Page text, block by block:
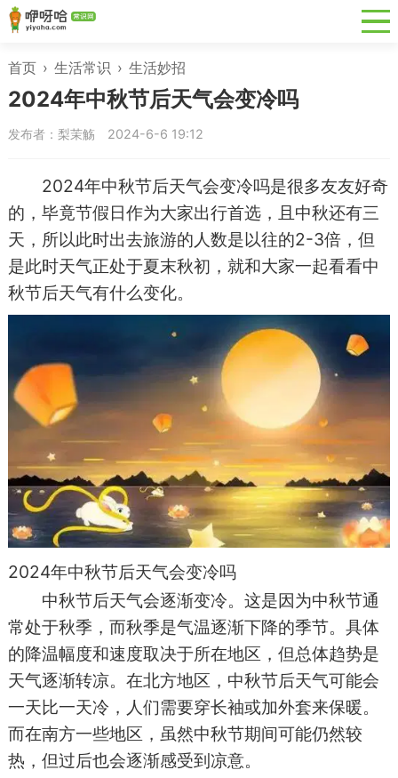
首页 › 生活常识 › 生活妙招
2024年中秋节后天气会变冷吗
发布者：梨茉觞 2024-6-6 19:12
2024年中秋节后天气会变冷吗是很多友友好奇
的，毕竟节假日作为大家出行首选，且中秋还有三
天，所以此时出去旅游的人数是以往的2-3倍，但
是此时天气正处于夏末秋初，就和大家一起看看中
秋节后天气有什么变化。
2024年中秋节后天气会变冷吗
中秋节后天气会逐渐变冷。这是因为中秋节通
常处于秋季，而秋季是气温逐渐下降的季节。具体
的降温幅度和速度取决于所在地区，但总体趋势是
天气逐渐转凉。在北方地区，中秋节后天气可能会
一天比一天冷，人们需要穿长袖或加外套来保暖。
而在南方一些地区，虽然中秋节期间可能仍然较
热，但过后也会逐渐感受到凉意。